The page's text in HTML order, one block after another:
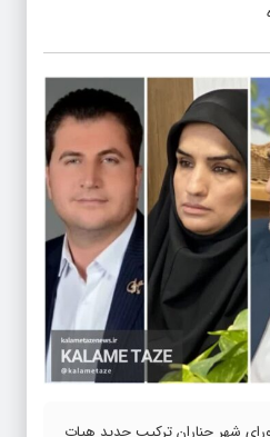
شهر چناران ترکیب جدید هيات